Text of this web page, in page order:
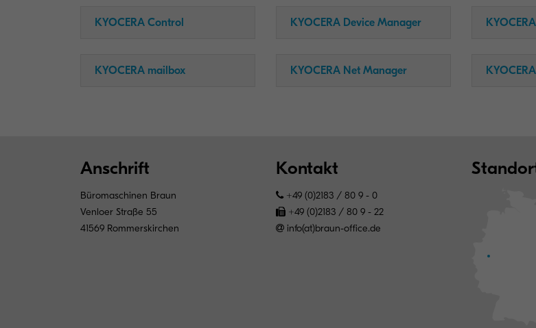
KYOCERA Control KYOCERA Device Manager
KYOCERA mailbox KYOCERA Net Manager
Anschrift
Büromaschinen Braun
Venloer Straße 55
41569 Rommerskirchen
Kontakt
+49 (0)2183 / 80 9 - 0
+49 (0)2183 / 80 9 - 22
info(at)braun-office.de